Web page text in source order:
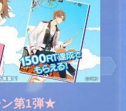
第1弾★